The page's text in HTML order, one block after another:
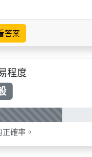
答案
程度
確率。